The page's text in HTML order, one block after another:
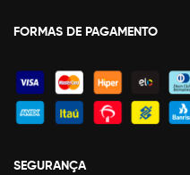
FORMAS DE PAGAMENTO
SEGURANÇA